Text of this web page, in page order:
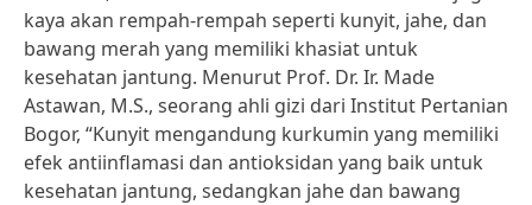
kaya akan rempah-rempah seperti kunyit, jahe, dan
bawang merah yang memiliki khasiat untuk
kesehatan jantung. Menurut Prof. Dr. Ir. Made
Astawan, M.S., seorang ahli gizi dari Institut Pertanian
Bogor, “Kunyit mengandung kurkumin yang memiliki
efek antiinflamasi dan antioksidan yang baik untuk
kesehatan jantung, sedangkan jahe dan bawang